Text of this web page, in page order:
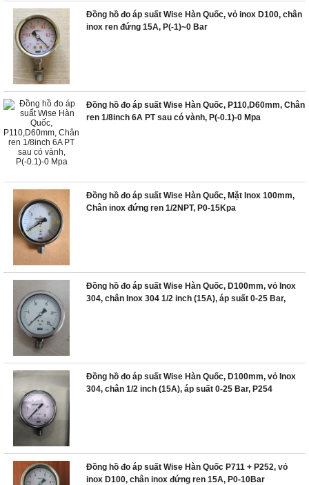
Đồng hồ đo áp suất Wise Hàn Quốc, vỏ inox D100, chân
inox ren đứng 15A, P(-1)~0 Bar
Đồng hồ đo áp suất Wise Hàn Quốc, P110,D60mm, Chân
ren 1/8inch 6A PT sau có vành, P(-0.1)-0 Mpa
Đồng hồ đo áp suất Wise Hàn Quốc, Mặt Inox 100mm,
Chân inox đứng ren 1/2NPT, P0-15Kpa
Đồng hồ đo áp suất Wise Hàn Quốc, D100mm, vỏ Inox
304, chân Inox 304 1/2 inch (15A), áp suất 0-25 Bar,
Đồng hồ đo áp suất Wise Hàn Quốc, D100mm, vỏ Inox
304, chân 1/2 inch (15A), áp suất 0-25 Bar, P254
Đồng hồ đo áp suất Wise Hàn Quốc P711 + P252, vỏ
inox D100, chân inox đứng ren 15A, P0-10Bar